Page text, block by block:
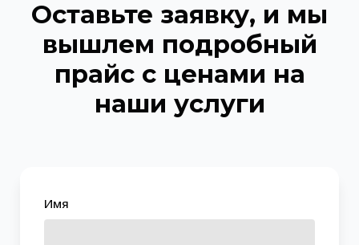
Оставьте заявку, и мы
вышлем подробный
прайс с ценами на
наши услуги
Имя